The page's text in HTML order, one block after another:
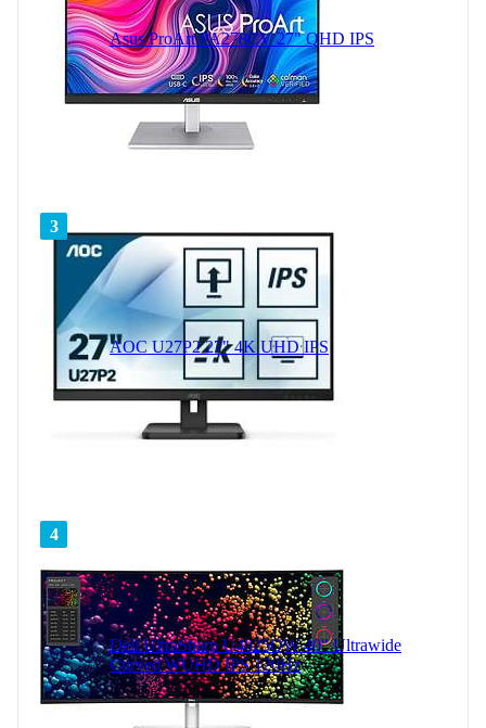
Asus ProArt PA278CV 27" QHD IPS
3
AOC U27P2 27" 4K UHD IPS
4
Dell UltraSharp U4025QW 40" Ultrawide
Curved WUHD IPS 120Hz